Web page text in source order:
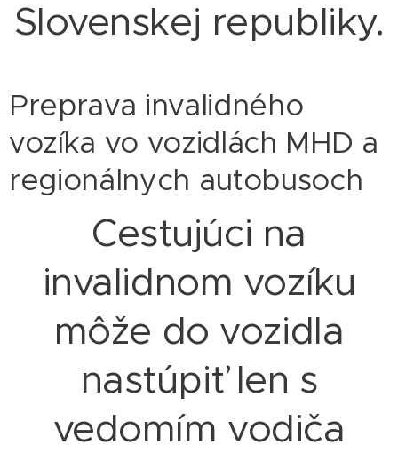
Slovenskej republiky.
Preprava invalidného
vozíka vo vozidlách MHD a
regionálnych autobusoch
Cestujúci na
invalidnom vozíku
môže do vozidla
nastúpiť len s
vedomím vodiča